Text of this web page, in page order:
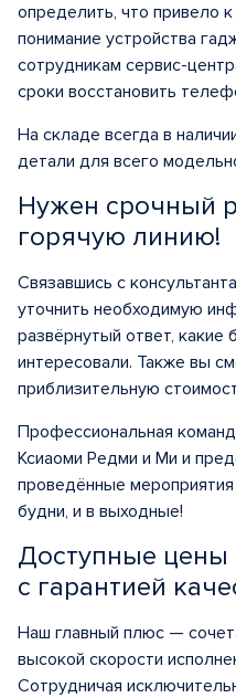
определить, что привело
понимание устройства
сотрудникам сервис-
сроки восстановить
На складе всегда в
детали для всего
Нужен срочный
горячую линию!
Связавшись с
уточнить необходимую
развёрнутый ответ, какие
интересовали. Также вы
приблизительную
Профессиональная
Ксиаоми Редми и Ми и
проведённые
будни, и в выходные!
Доступные цены
c гарантией
Наш главный плюс —
высокой скорости
Сотрудничая